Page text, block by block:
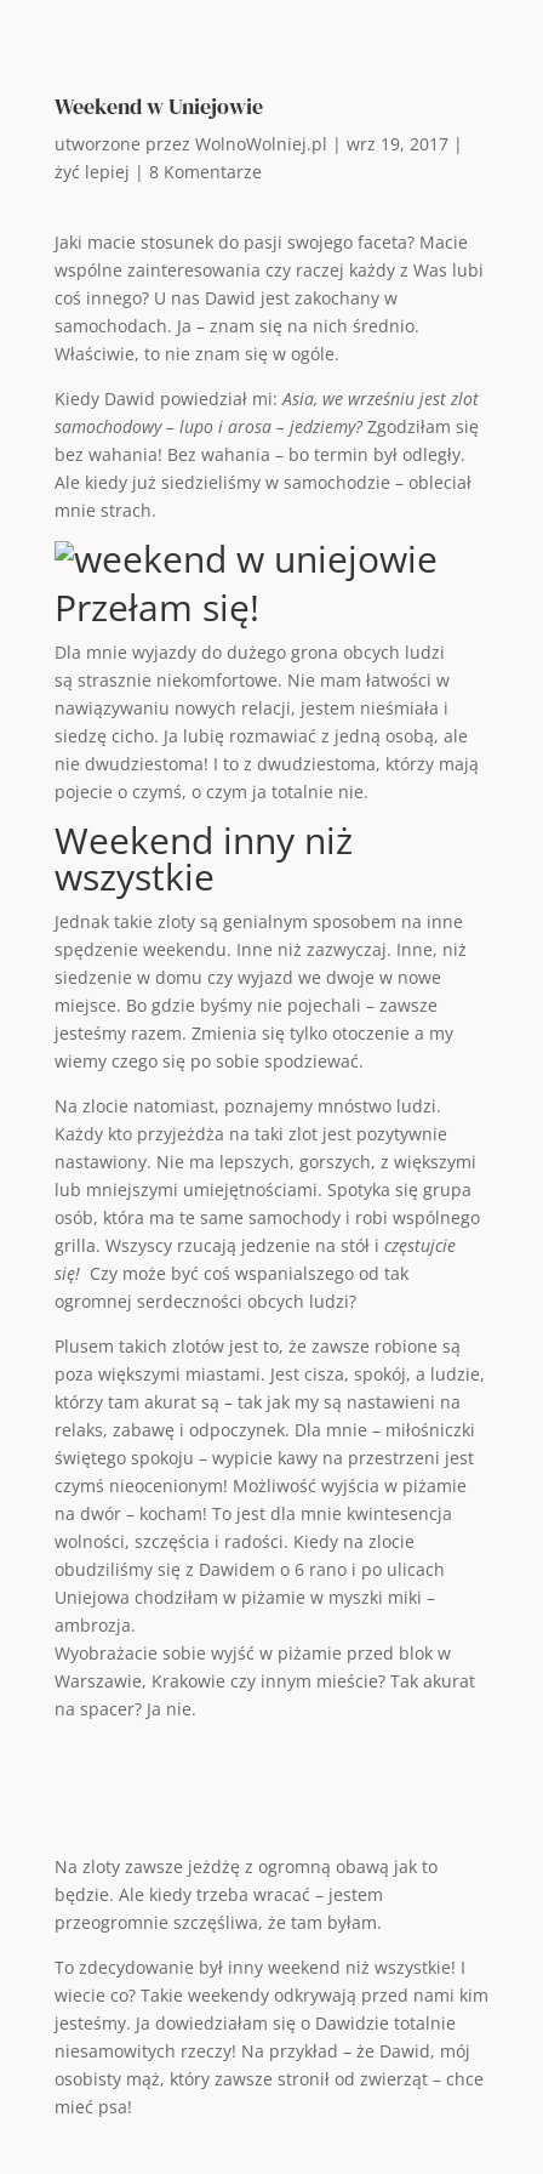
Weekend w Uniejowie
utworzone przez WolnoWolniej.pl | wrz 19, 2017|
żyć lepiej | 8 Komentarze
Jaki macie stosunek do pasji swojego faceta? Macie
wspólne zainteresowania czy raczej każdy z Was lubi
coś innego? U nas Dawid jest zakochany w
samochodach. Ja – znam się na nich średnio.
Właściwie, to nie znam się w ogóle.
Kiedy Dawid powiedział mi:Asia, we wrześniu jest zlot
samochodowy – lupo i arosa – jedziemy?Zgodziłam się
bez wahania! Bez wahania – bo termin był odległy.
Ale kiedy już siedzieliśmy w samochodzie – obleciał
mnie strach.
Przełam się!
Dla mnie wyjazdy do dużego grona obcych ludzi
są strasznie niekomfortowe. Nie mam łatwości w
nawiązywaniu nowych relacji, jestem nieśmiała i
siedzę cicho. Ja lubię rozmawiać z jedną osobą, ale
nie dwudziestoma! I to z dwudziestoma, którzy mają
pojecie o czymś, o czym ja totalnie nie.
Weekend inny niż
wszystkie
Jednak takie zloty są genialnym sposobem na inne
spędzenie weekendu. Inne niż zazwyczaj. Inne, niż
siedzenie w domu czy wyjazd we dwoje w nowe
miejsce. Bo gdzie byśmy nie pojechali – zawsze
jesteśmy razem. Zmienia się tylko otoczenie a my
wiemy czego się po sobie spodziewać.
Na zlocie natomiast, poznajemy mnóstwo ludzi.
Każdy kto przyjeżdża na taki zlot jest pozytywnie
nastawiony. Nie ma lepszych, gorszych, z większymi
lub mniejszymi umiejętnościami. Spotyka się grupa
osób, która ma te same samochody i robi wspólnego
grilla. Wszyscy rzucają jedzenie na stół i częstujcie
się! Czy może być coś wspanialszego od tak
ogromnej serdeczności obcych ludzi?
Plusem takich zlotów jest to, że zawsze robione są
poza większymi miastami. Jest cisza, spokój, a ludzie,
którzy tam akurat są – tak jak my są nastawieni na
relaks, zabawę i odpoczynek. Dla mnie – miłośniczki
świętego spokoju – wypicie kawy na przestrzeni jest
czymś nieocenionym! Możliwość wyjścia w piżamie
na dwór – kocham! To jest dla mnie kwintesencja
wolności, szczęścia i radości. Kiedy na zlocie
obudziliśmy się z Dawidem o 6 rano i po ulicach
Uniejowa chodziłam w piżamie w myszki miki –
ambrozja.
Wyobrażacie sobie wyjść w piżamie przed blok w
Warszawie, Krakowie czy innym mieście? Tak akurat
na spacer? Ja nie.
Na zloty zawsze jeżdżę z ogromną obawą jak to
będzie. Ale kiedy trzeba wracać – jestem
przeogromnie szczęśliwa, że tam byłam.
To zdecydowanie był inny weekend niż wszystkie! I
wiecie co? Takie weekendy odkrywają przed nami kim
jesteśmy. Ja dowiedziałam się o Dawidzie totalnie
niesamowitych rzeczy! Na przykład – że Dawid, mój
osobisty mąż, który zawsze stronił od zwierząt – chce
mieć psa!